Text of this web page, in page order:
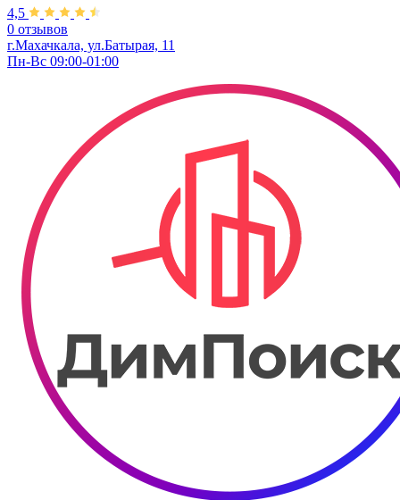
4,5
0 отзывов
г.Махачкала, ул.Батырая, 11
Пн-Вс 09:00-01:00